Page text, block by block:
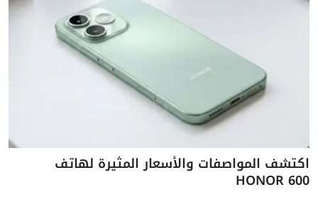
اكتشف المواصفات والأسعار المثيرة لهاتف
HONOR 600